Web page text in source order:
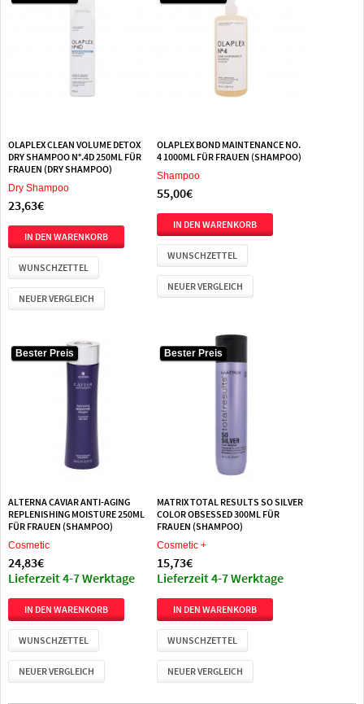
OLAPLEX CLEAN VOLUME DETOX
DRY SHAMPOO N°.4D 250ML FÜR
FRAUEN (DRY SHAMPOO)
Dry Shampoo
23,63€
WUNSCHZETTEL
NEUER VERGLEICH
OLAPLEX BOND MAINTENANCE NO.
4 1000ML FÜR FRAUEN (SHAMPOO)
Shampoo
55,00€
WUNSCHZETTEL
NEUER VERGLEICH
Bester Preis
ALTERNA CAVIAR ANTI-AGING
REPLENISHING MOISTURE 250ML
FÜR FRAUEN (SHAMPOO)
Cosmetic
24,83€
Lieferzeit 4-7 Werktage
WUNSCHZETTEL
NEUER VERGLEICH
Bester Preis
MATRIX TOTAL RESULTS SO SILVER
COLOR OBSESSED 300ML FÜR
FRAUEN (SHAMPOO)
Cosmetic +
15,73€
Lieferzeit 4-7 Werktage
WUNSCHZETTEL
NEUER VERGLEICH